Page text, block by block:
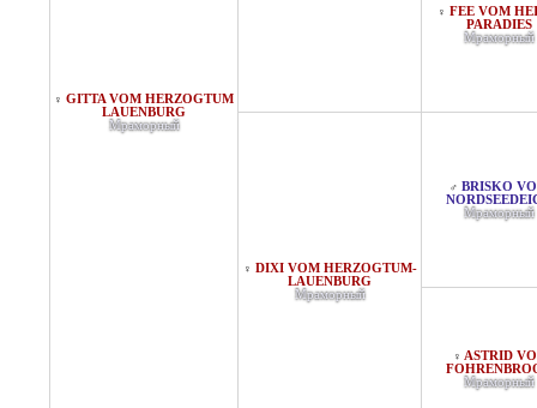
♀ GITTA VOM HERZOGTUM
LAUENBURG
Мраморный
♀ FEE VOM
PARADIES
Мраморный
♀ DIXI VOM HERZOGTUM-
LAUENBURG
Мраморный
♂ BRISKO
Мраморный
♀ ASTRID
Мраморный